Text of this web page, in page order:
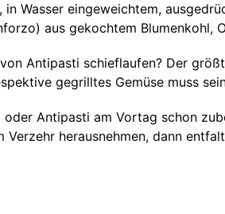
Wasser eingeweichtem,
aus gekochtem Blumenkohl,
Antipasti schieflaufen? Der
gegrilltes Gemüse muss
Antipasti am Vortag schon
herausnehmen, dann